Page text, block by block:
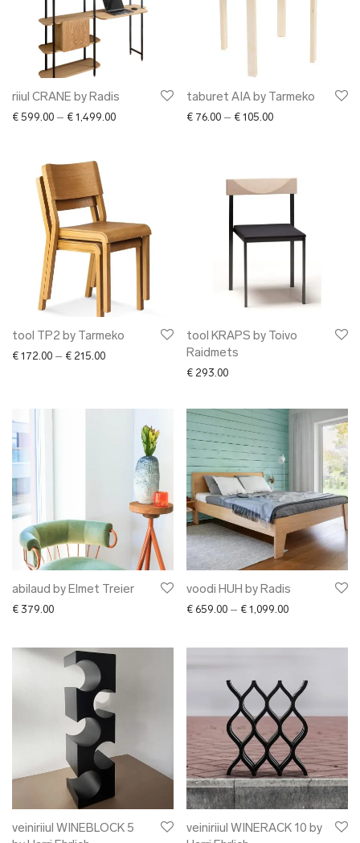
riiul CRANE by Radis
€ 599.00 – € 1,499.00Price range: € 599.00 through € 1,499.00
taburet AIA by Tarmeko
€ 76.00 – € 105.00Price range: €
tool TP2 by Tarmeko
€ 172.00 – € 215.00Price range: € 172.00 through € 215.00
tool KRAPS by Toivo
Raidmets
€ 293.00
abilaud by Elmet Treier
€ 379.00
voodi HUH by Radis
€ 659.00 – € 1,099.00Price range: €
veiniriiul WINEBLOCK 5
veiniriiul WINERACK 10 by